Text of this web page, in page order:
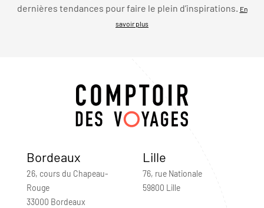
dernières tendances pour faire le plein d’inspirations. En
savoir plus
Bordeaux
26, cours du Chapeau-
Rouge
33000 Bordeaux
Lille
76, rue Nationale
59800 Lille